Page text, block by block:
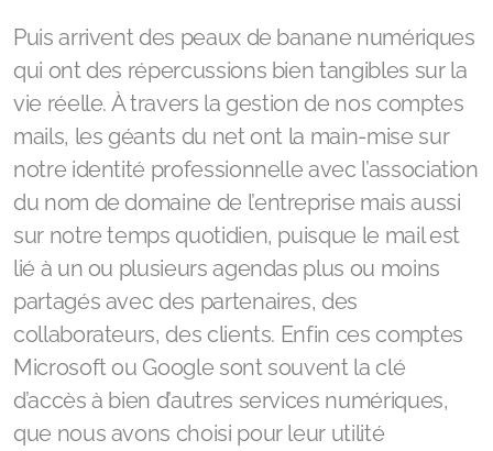
Puis arrivent des peaux de banane numériques
qui ont des répercussions bien tangibles sur la
vie réelle. À travers la gestion de nos comptes
mails, les géants du net ont la main-mise sur
notre identité professionnelle avec l’association
du nom de domaine de l’entreprise mais aussi
sur notre temps quotidien, puisque le mail est
lié à un ou plusieurs agendas plus ou moins
partagés avec des partenaires, des
collaborateurs, des clients. Enfin ces comptes
Microsoft ou Google sont souvent la clé
d’accès à bien d’autres services numériques,
que nous avons choisi pour leur utilité